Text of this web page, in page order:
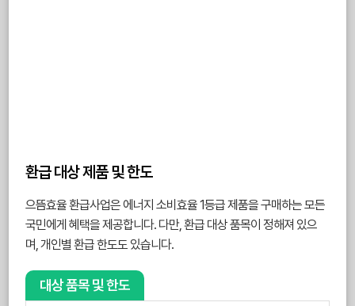
환급 대상 제품 및 한도
으뜸효율 환급사업은 에너지 소비효율 1등급 제품을 구매하는 모든
국민에게 혜택을 제공합니다. 다만, 환급 대상 품목이 정해져 있으
며, 개인별 환급 한도도 있습니다.
대상 품목 및 한도